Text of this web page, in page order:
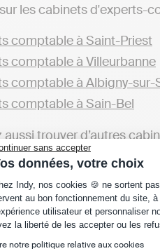
sans accepter
données, votre choix
de Gestion du
Indy, nos cookies 🍪 ne sortent
au bon fonctionnement du site,
utilisateur et personnaliser
la liberté de les accepter ou les
notre politique relative aux cookies
Axeptio
les cabinets d'experts-
comptable à Saint-Priest
comptable à Villeurbanne
comptable à Albigny-sur-
comptable à Sain-Bel
aussi trouver d’autres
comptable dans le Rhône
les professionnels à faire
sa comptabilité soi-
et automatiser sa